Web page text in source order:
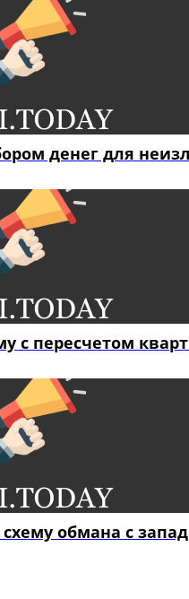
денег для
пересчетом
обмана с